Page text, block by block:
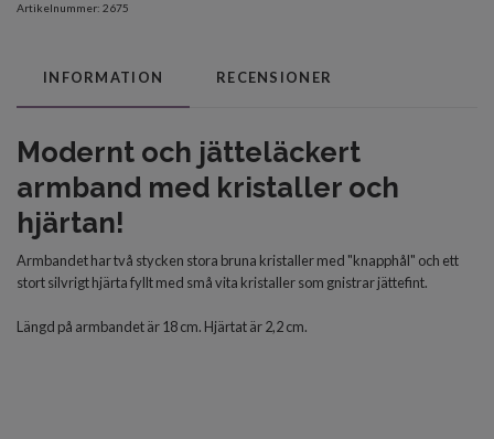
Artikelnummer: 2675
INFORMATION RECENSIONER
Modernt och jätteläckert
armband med kristaller och
hjärtan!
Armbandet har två stycken stora bruna kristaller med "knapphål" och ett
stort silvrigt hjärta fyllt med små vita kristaller som gnistrar jättefint.
Längd på armbandet är 18 cm. Hjärtat är 2,2 cm.